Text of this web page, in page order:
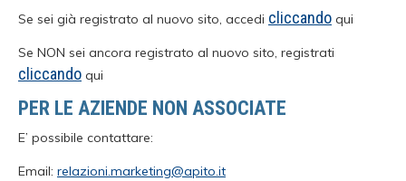
Se sei già registrato al nuovo sito, accedi cliccando qui
Se NON sei ancora registrato al nuovo sito, registrati
cliccando qui
PER LE AZIENDE NON ASSOCIATE
E’ possibile contattare:
Email: relazioni.marketing@apito.it